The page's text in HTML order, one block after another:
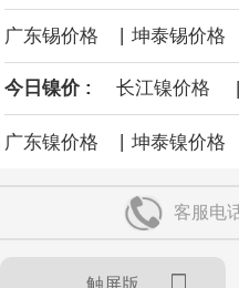
广东锡价格 坤泰锡价格
今日镍价 : 长江镍价格 |
广东镍价格 | 坤泰镍价格
客服电
触屏版